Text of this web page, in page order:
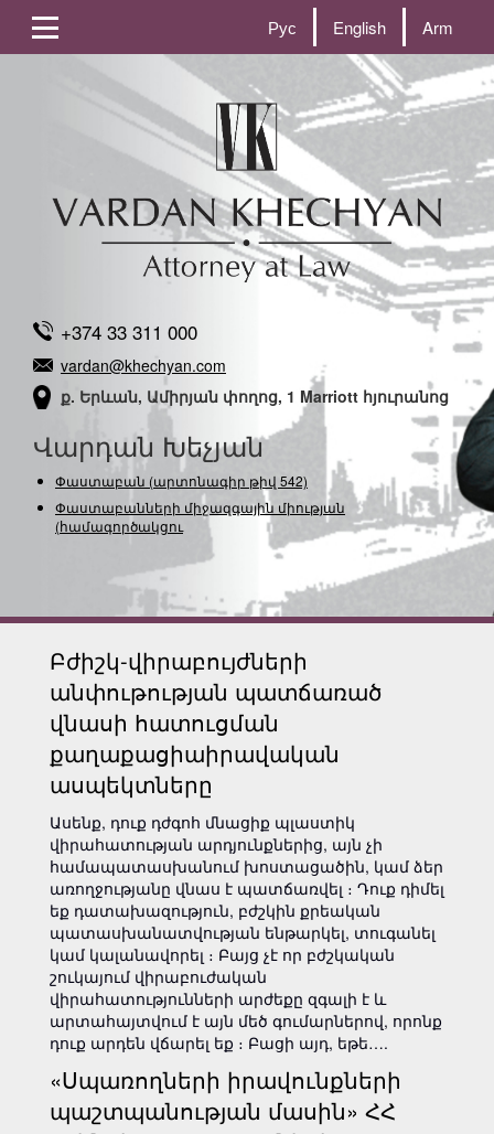
Рус English Arm
+374 33 311 000
vardan@khechyan.com
ք. Երևան, Ամիրյան փողոց, 1 Marriott հյուրանոց
Վարդան Խեչյան
Փաստաբան (արտոնագիր թիվ 542)
Փաստաբանների միջազգային միության
(համագործակցությա
Բժիշկ-վիրաբույժների
անփութության պատճառած
վնասի հատուցման
քաղաքացիաիրավական
ասպեկտները
Ասենք, դուք դժգոհ մնացիք պլաստիկ
վիրահատության արդյունքներից, այն չի
համապատասխանում խոստացածին, կամ ձեր
առողջությանը վնաս է պատճառվել ։ Դուք դիմել
եք դատախազություն, բժշկին քրեական
պատասխանատվության ենթարկել, տուգանել
կամ կալանավորել ։ Բայց չէ որ բժշկական
շուկայում վիրաբուժական
վիրահատությունների արժեքը զգալի է և
արտահայտվում է այն մեծ գումարներով, որոնք
դուք արդեն վճարել եք ։ Բացի այդ, եթե….
«Սպառողների իրավունքների
պաշտպանության մասին» ՀՀ